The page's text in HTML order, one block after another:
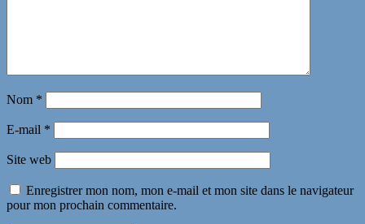
Nom *
E-mail *
Site web
Enregistrer mon nom, mon e-mail et mon site dans le navigateur
pour mon prochain commentaire.